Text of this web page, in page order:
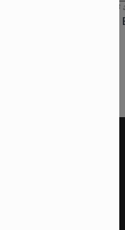
08.11.2018